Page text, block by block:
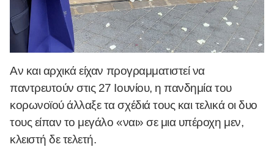
Αν και αρχικά είχαν προγραμματιστεί να
παντρευτούν στις 27 Ιουνίου, η πανδημία του
κορωνοϊού άλλαξε τα σχέδιά τους και τελικά οι δυο
τους είπαν το μεγάλο «ναι» σε μια υπέροχη μεν,
κλειστή δε τελετή.